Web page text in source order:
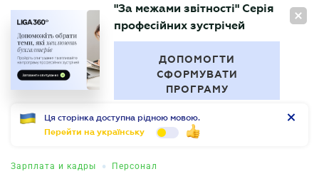
RU
БУХГАЛТЕР
"За межами звітності" Серія
професійних зустрічей
ДОПОМОГТИ
СФОРМУВАТИ
ПРОГРАМУ
Ця сторінка доступна рідною мовою.
Перейти на українську
Зарплата и кадры • Персонал